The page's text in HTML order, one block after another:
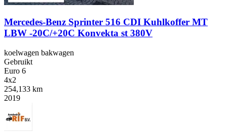
Mercedes-Benz Sprinter 516 CDI Kuhlkoffer MT
LBW -20C/+20C Konvekta st 380V
koelwagen bakwagen
Gebruikt
Euro 6
4x2
254,133 km
2019